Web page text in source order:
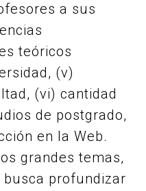
a sus
teóricos
(v)
(vi) cantidad
de postgrado,
en la Web.
grandes temas,
profundizar